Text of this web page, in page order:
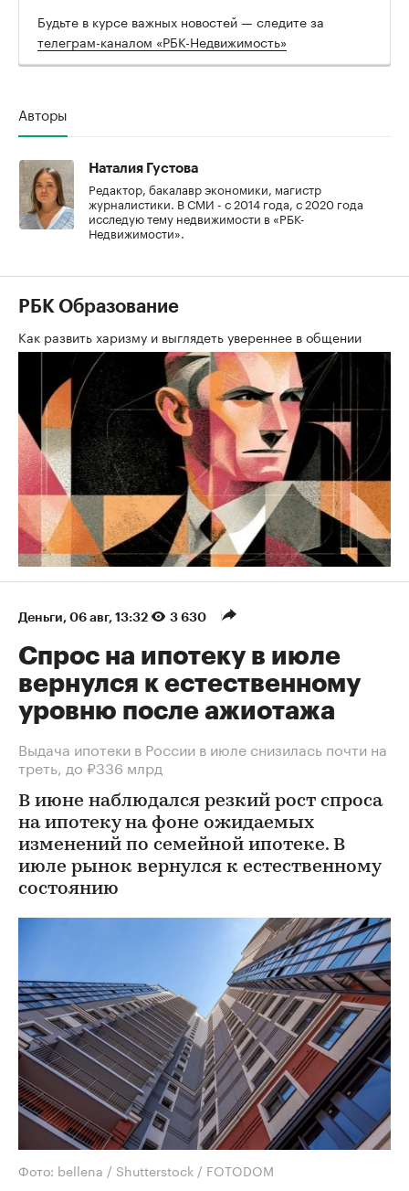
Будьте в курсе важных новостей — следите за
телеграм-каналом «РБК-Недвижимость»
Авторы
Наталия Густова
Редактор, бакалавр экономики, магистр
журналистики. В СМИ - с 2014 года, с 2020 года
исследую тему недвижимости в «РБК-
Недвижимости».
РБК Образование
Как развить харизму и выглядеть увереннее в общении
Деньги⁠, 06 авг, 13:32 3 630
Спрос на ипотеку в июле
вернулся к естественному
уровню после ажиотажа
Выдача ипотеки в России в июле снизилась почти на
треть, до ₽336 млрд
В июне наблюдался резкий рост спроса
на ипотеку на фоне ожидаемых
изменений по семейной ипотеке. В
июле рынок вернулся к естественному
состоянию
Фото: bellena / Shutterstock / FOTODOM